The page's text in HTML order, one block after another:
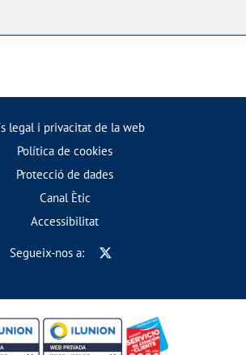
legal i privacitat de la web
Política de cookies
Protecció de dades
Canal Ètic
Accessibilitat
Segueix-nos a: